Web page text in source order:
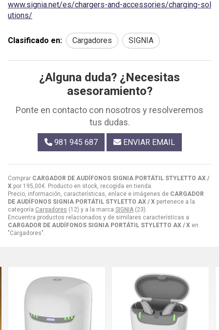
Comprar CARGADOR DE AUDÍFONOS SIGNIA PORTÁTIL STYLETTO AX /
X por 195,00€. Producto en stock, recogida en tienda.
Precio, información, características, enlace e imágenes de CARGADOR
DE AUDÍFONOS SIGNIA PORTÁTIL STYLETTO AX / X pertenece a la
categoría Cargadores (12) y a la marca SIGNIA (23).
Encuentra productos relacionados y de similares características a
CARGADOR DE AUDÍFONOS SIGNIA PORTÁTIL STYLETTO AX / X en
"Cargadores".
www.signia.net/es/chargers-and-accessories/charging-sol
utions/
Clasificado en: Cargadores SIGNIA
¿Alguna duda? ¿Necesitas
asesoramiento?
Ponte en contacto con nosotros y resolveremos
tus dudas.
981 945 687 ENVIAR EMAIL